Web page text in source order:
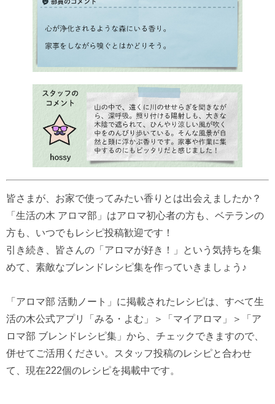
皆さまが、お家で使ってみたい香りとは出会えましたか？
「生活の木 アロマ部」はアロマ初心者の方も、ベテランの
方も、いつでもレシピ投稿歓迎です！
引き続き、皆さんの「アロマが好き！」という気持ちを集
めて、素敵なブレンドレシピ集を作っていきましょう♪
「アロマ部 活動ノート」に掲載されたレシピは、すべて生
活の木公式アプリ「みる・よむ」＞「マイアロマ」＞「ア
ロマ部 ブレンドレシピ集」から、チェックできますので、
併せてご活用ください。スタッフ投稿のレシピと合わせ
て、現在222個のレシピを掲載中です。